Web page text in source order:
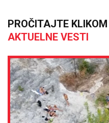
PROČITAJTE KLIKOM
AKTUELNE VESTI